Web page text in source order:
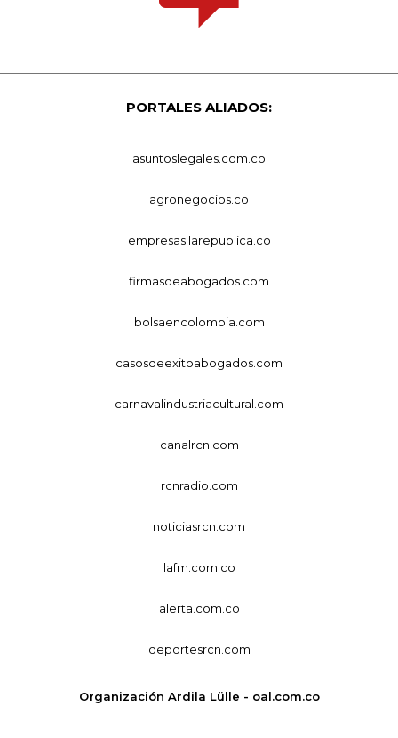
PORTALES ALIADOS:
asuntoslegales.com.co
agronegocios.co
empresas.larepublica.co
firmasdeabogados.com
bolsaencolombia.com
casosdeexitoabogados.com
carnavalindustriacultural.com
canalrcn.com
rcnradio.com
noticiasrcn.com
lafm.com.co
alerta.com.co
deportesrcn.com
Organización Ardila Lülle - oal.com.co